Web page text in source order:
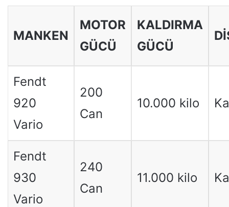
MANKEN
MOTOR
GÜCÜ
KALDIRMA
GÜCÜ
Fendt
920
Vario
200
Can
10.000 kilo
Fendt
930
Vario
240
Can
11.000 kilo